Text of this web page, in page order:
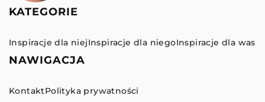
KATEGORIE
Inspiracje dla niejInspiracje dla niegoInspiracje dla was
NAWIGACJA
KontaktPolityka prywatności